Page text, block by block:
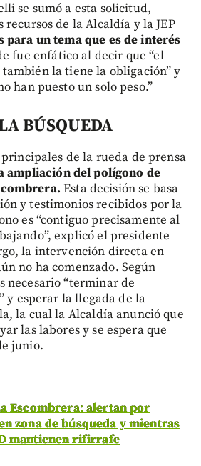
se sumó a esta solicitud,
de la Alcaldía y la JEP
para un tema que es de interés
fue enfático al decir que “el
la tiene la obligación” y
han puesto un solo peso.”
BÚSQUEDA
de la rueda de prensa
ampliación del polígono de
Esta decisión se basa
y testimonios recibidos por la
es “contiguo precisamente al
explicó el presidente
la intervención directa en
no ha comenzado. Según
necesario “terminar de
y esperar la llegada de la
la cual la Alcaldía anunció que
las labores y se espera que
junio.
Escombrera: alertan por
zona de búsqueda y mientras
mantienen rifirrafe